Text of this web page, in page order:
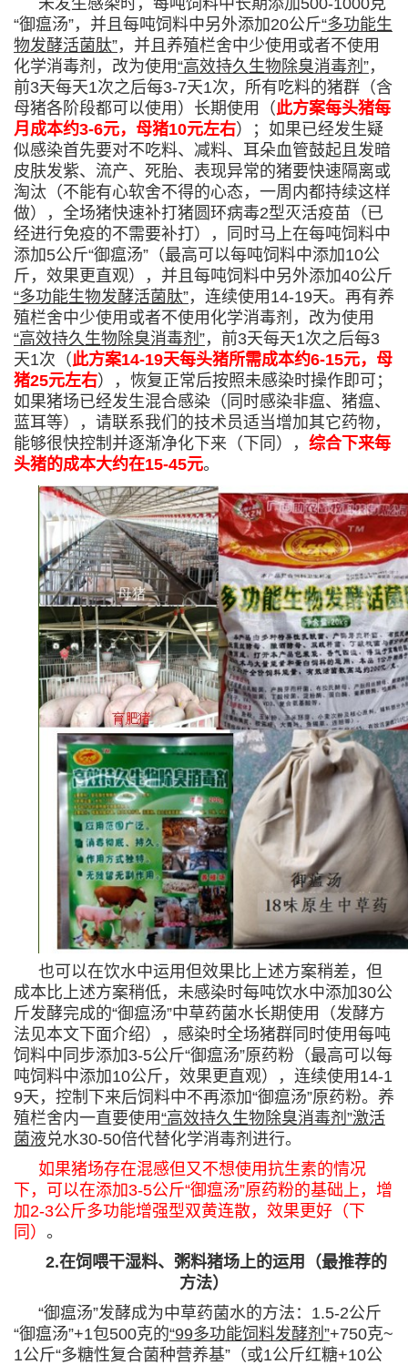
未发生感染时，每吨饲料中长期添加500-1000克
“御瘟汤”，并且每吨饲料中另外添加20公斤“多功能生
物发酵活菌肽”，并且养殖栏舍中少使用或者不使用
化学消毒剂，改为使用“高效持久生物除臭消毒剂”，
前3天每天1次之后每3-7天1次，所有吃料的猪群（含
母猪各阶段都可以使用）长期使用（此方案每头猪每
月成本约3-6元，母猪10元左右）；如果已经发生疑
似感染首先要对不吃料、减料、耳朵血管鼓起且发暗
皮肤发紫、流产、死胎、表现异常的猪要快速隔离或
淘汰（不能有心软舍不得的心态，一周内都持续这样
做），全场猪快速补打猪圆环病毒2型灭活疫苗（已
经进行免疫的不需要补打），同时马上在每吨饲料中
添加5公斤“御瘟汤”（最高可以每吨饲料中添加10公
斤，效果更直观），并且每吨饲料中另外添加40公斤
“多功能生物发酵活菌肽”，连续使用14-19天。再有养
殖栏舍中少使用或者不使用化学消毒剂，改为使用
“高效持久生物除臭消毒剂”，前3天每天1次之后每3
天1次（此方案14-19天每头猪所需成本约6-15元，母
猪25元左右），恢复正常后按照未感染时操作即可；
如果猪场已经发生混合感染（同时感染非瘟、猪瘟、
蓝耳等），请联系我们的技术员适当增加其它药物，
能够很快控制并逐渐净化下来（下同）， 综合下来每
头猪的成本大约在15-45元。
也可以在饮水中运用但效果比上述方案稍差，但
成本比上述方案稍低，未感染时每吨饮水中添加30公
斤发酵完成的“御瘟汤”中草药菌水长期使用（发酵方
法见本文下面介绍），感染时全场猪群同时使用每吨
饲料中同步添加3-5公斤“御瘟汤”原药粉（最高可以每
吨饲料中添加10公斤，效果更直观），连续使用14-1
9天，控制下来后饲料中不再添加“御瘟汤”原药粉。养
殖栏舍内一直要使用“高效持久生物除臭消毒剂”激活
菌液兑水30-50倍代替化学消毒剂进行。
如果猪场存在混感但又不想使用抗生素的情况
下，可以在添加3-5公斤“御瘟汤”原药粉的基础上，增
加2-3公斤多功能增强型双黄连散，效果更好（下
同） 。
2.在饲喂干湿料、粥料猪场上的运用（最推荐的
方法）
“御瘟汤”发酵成为中草药菌水的方法：1.5-2公斤
“御瘟汤”+1包500克的“99多功能饲料发酵剂”+750克~
1公斤“多糖性复合菌种营养基”（或1公斤红糖+10公